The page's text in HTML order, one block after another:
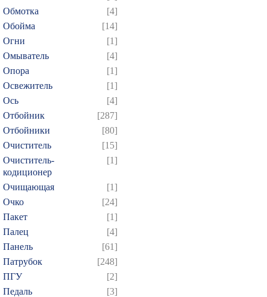
Обмотка
[4]
Обойма
[14]
Огни
[1]
Омыватель
[4]
Опора
[1]
Освежитель
[1]
Ось
[4]
Отбойник
[287]
Отбойники
[80]
Очиститель
[15]
Очиститель-
кодиционер
[1]
Очищающая
[1]
Очко
[24]
Пакет
[1]
Палец
[4]
Панель
[61]
Патрубок
[248]
ПГУ
[2]
Педаль
[3]